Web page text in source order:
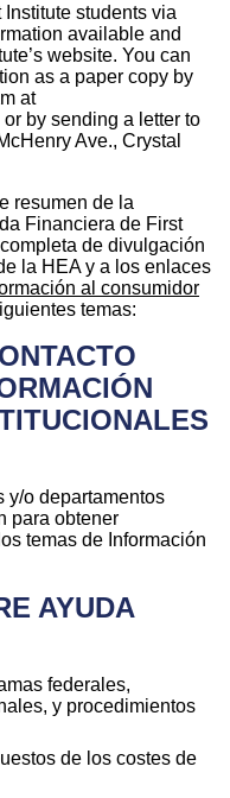
students via
available and
website. You can
as a paper copy by
at
or by sending a letter to
Ave., Crystal
resumen de la
Financiera de First
de divulgación
la HEA y a los enlaces
al consumidor
temas:
y/o departamentos
para obtener
temas de Información
AYUDA
federales,
y procedimientos
de los costes de